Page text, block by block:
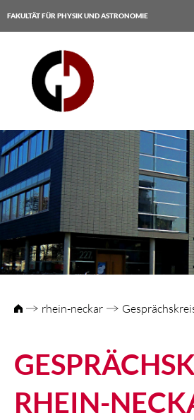
FAKULTÄT FÜR PHYSIK UND ASTRONOMIE
rhein-neckar
RHEIN-